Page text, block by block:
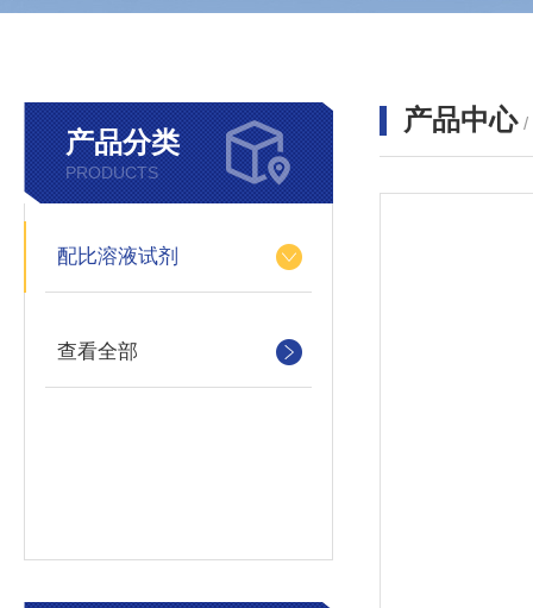
产品分类
PRODUCTS
配比溶液试剂
查看全部
产品中心 /